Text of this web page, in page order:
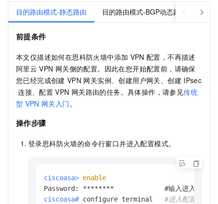
目的路由模式-静态路由 目的路由模式-BGP动态路由 感兴
前提条件
本文仅描述如何在思科防火墙中添加 VPN 配置，不再描述
阿里云 VPN 网关侧的配置。因此在您开始配置前，请确保
您已经完成创建 VPN 网关实例、创建用户网关、创建 IPsec
连接、配置 VPN 网关路由的任务。具体操作，请参见传统
型 VPN 网关入门。
操作步骤
登录思科防火墙的命令行窗口并进入配置模式。
ciscoasa> enable
ciscoasa# configure terminal #进入配置模式。